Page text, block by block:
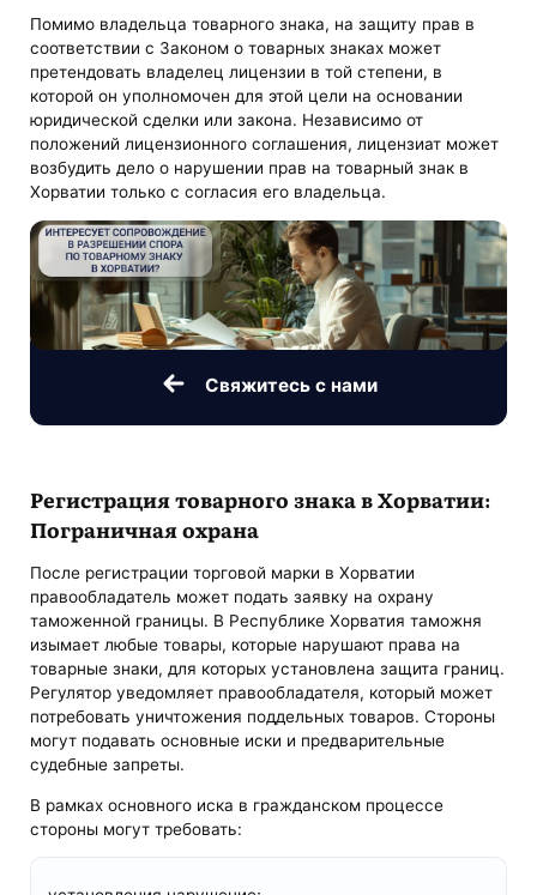
Помимо владельца товарного знака, на защиту прав в
соответствии с Законом о товарных знаках может
претендовать владелец лицензии в той степени, в
которой он уполномочен для этой цели на основании
юридической сделки или закона. Независимо от
положений лицензионного соглашения, лицензиат может
возбудить дело о нарушении прав на товарный знак в
Хорватии только с согласия его владельца.
Свяжитесь с нами
Регистрация товарного знака в Хорватии:
Пограничная охрана
После регистрации торговой марки в Хорватии
правообладатель может подать заявку на охрану
таможенной границы. В Республике Хорватия таможня
изымает любые товары, которые нарушают права на
товарные знаки, для которых установлена ​​защита границ.
Регулятор уведомляет правообладателя, который может
потребовать уничтожения поддельных товаров. Стороны
могут подавать основные иски и предварительные
судебные запреты.
В рамках основного иска в гражданском процессе
стороны могут требовать: